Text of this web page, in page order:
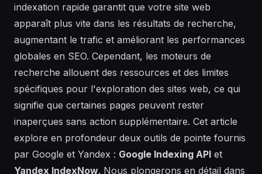
indexation rapide garantit que votre site web
apparaît plus vite dans les résultats de recherche,
augmentant le trafic et améliorant les performances
globales en SEO. Cependant, les moteurs de
recherche allouent des ressources et des limites
spécifiques pour l'exploration des sites web, ce qui
signifie que certaines pages peuvent rester
inaperçues sans action supplémentaire. Cet article
explore en profondeur deux outils de pointe fournis
par Google et Yandex : Google Indexing API et
Yandex IndexNow. Nous plongerons en détail dans